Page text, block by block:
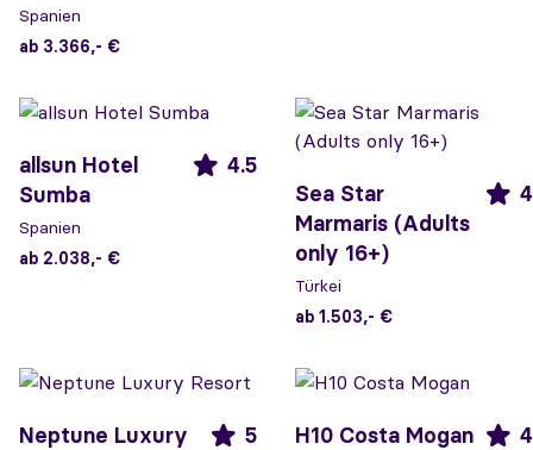
Spanien
ab 3.366,- €
allsun Hotel
Sumba
4.5
Spanien
ab 2.038,- €
Sea Star
Marmaris (Adults
only 16+)
4
Türkei
ab 1.503,- €
Neptune Luxury
5 H10 Costa Mogan 4